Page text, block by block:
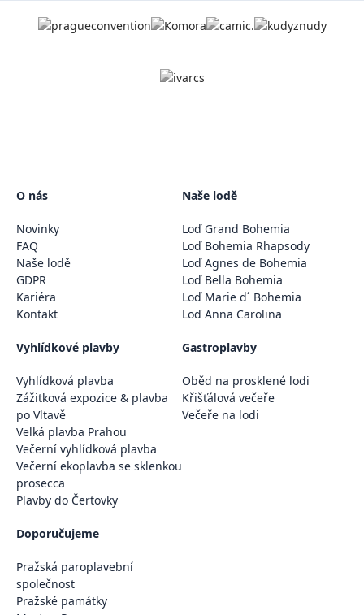
O nás
Novinky
FAQ
Naše lodě
GDPR
Kariéra
Kontakt
Naše lodě
Loď Grand Bohemia
Loď Bohemia Rhapsody
Loď Agnes de Bohemia
Loď Bella Bohemia
Loď Marie d´ Bohemia
Loď Anna Carolina
Vyhlídkové plavby
Vyhlídková plavba
Zážitková expozice & plavba
po Vltavě
Velká plavba Prahou
Večerní vyhlídková plavba
Večerní ekoplavba se sklenkou
prosecca
Plavby do Čertovky
Gastroplavby
Oběd na prosklené lodi
Křišťálová večeře
Večeře na lodi
Doporučujeme
Pražská paroplavební
společnost
Pražské památky